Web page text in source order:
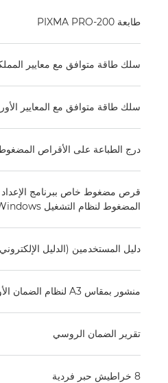
طابعة PIXMA PRO-200
سلك طاقة متوافق مع معايير
سلك طاقة متوافق مع المعايير
درج الطباعة على الأقراص
قرص مضغوط خاص ببرنامج
المضغوط لنظام التشغيل Windows فقط)
دليل المستخدمين (الدليل
منشور بمقاس A3 لنظام الضمان الأوروبي (EWS)
تقرير الضمان الروسي
8 خراطيش حبر فردية